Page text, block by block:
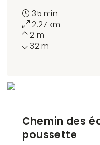
35 min
2.27 km
2 m
32 m
Chemin des
poussette